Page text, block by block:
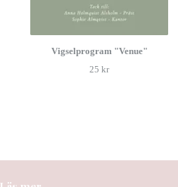
Vigselprogram "Venue"
25 kr